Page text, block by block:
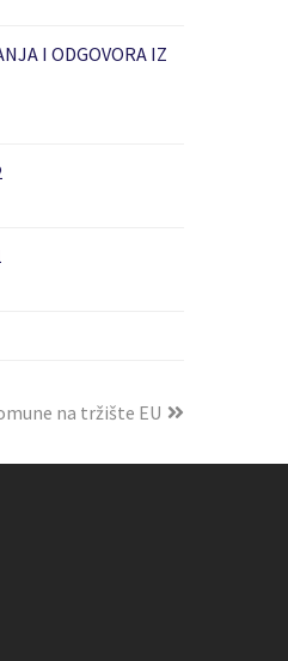
I ODGOVORA IZ
na tržište EU